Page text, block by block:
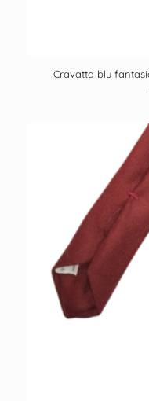
Cravatta blu